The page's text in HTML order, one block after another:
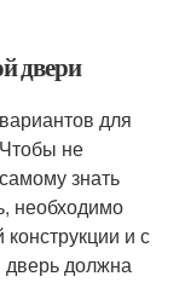
двери
для
не
знать
необходимо
и с
дверь должна